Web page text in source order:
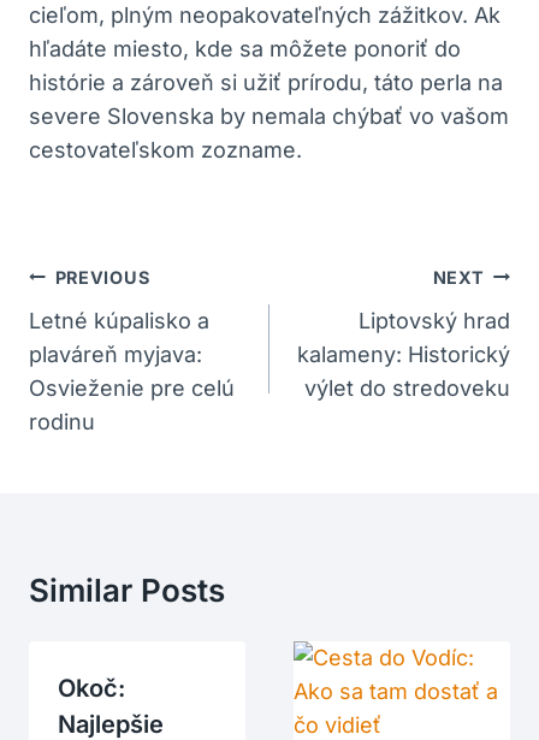
cieľom, plným ​neopakovateľných zážitkov.⁤ Ak
⁣hľadáte ⁣miesto, kde⁣ sa ⁣môžete ponoriť do​
histórie a zároveň si užiť ⁤prírodu, táto​ perla⁢ na⁢
severe ⁤Slovenska by nemala chýbať vo ⁣vašom
cestovateľskom zozname.
Navigácia
V
Článku
PREVIOUS
Letné kúpalisko a
plaváreň myjava:
Osvieženie pre celú
rodinu
NEXT
Liptovský hrad
kalameny: Historický
výlet do stredoveku
Similar Posts
Okoč:
Najlepšie